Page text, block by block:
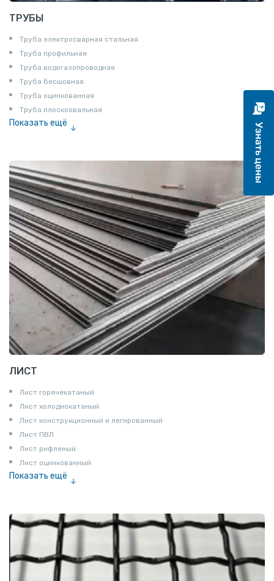
ТРУБЫ
Труба электросварная стальная
Труба профильная
Труба водогазопроводная
Труба бесшовная
Труба оцинкованная
Труба плоскоовальная
Показать ещё
ЛИСТ
Лист горячекатаный
Лист холоднокатаный
Лист конструкционный и легированный
Лист ПВЛ
Лист рифленый
Лист оцинкованный
Показать ещё